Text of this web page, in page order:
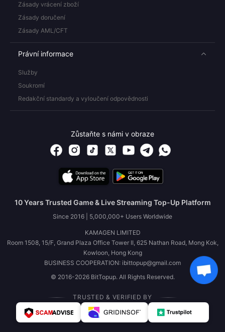
Zásady vrácení zboží
Zásady doručení
Zásady AML/CFT
Právní informace
Služby
Soukromí
Redakční standardy a vyloučení odpovědnosti
Zůstaňte s námi v obraze
10 Years Trusted Game & Live Streaming Top-Up Platform
Since 2016 | 5,000,000+ Users Worldwide
KAMAGEN LIMITED
Room 1508, 15/F, Grand Plaza Office Tower II, 625 Nathan Road, Mong Kok,
Kowloon, Hong Kong
BUSINESS COOPERATION: ibittopup@gmail.com
© 2016-2026 BitTopup. All Rights Reserved.
TRUSTED & VERIFIED BY